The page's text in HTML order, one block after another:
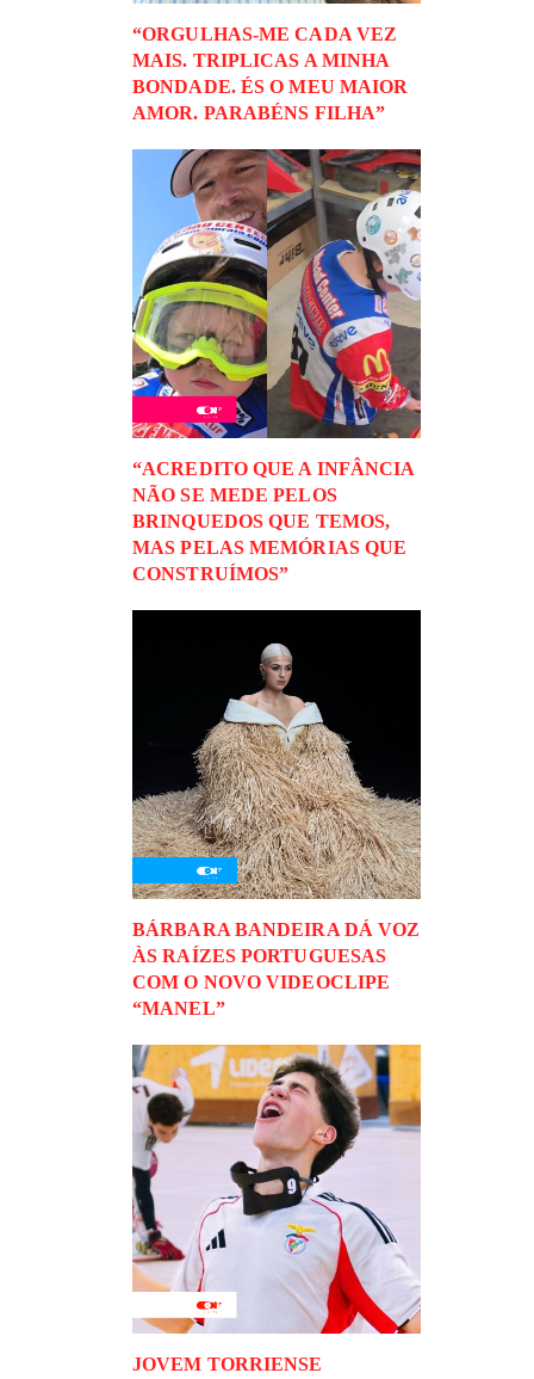
“ORGULHAS-ME CADA VEZ
MAIS. TRIPLICAS A MINHA
BONDADE. ÉS O MEU MAIOR
AMOR. PARABÉNS FILHA”
“ACREDITO QUE A INFÂNCIA
NÃO SE MEDE PELOS
BRINQUEDOS QUE TEMOS,
MAS PELAS MEMÓRIAS QUE
CONSTRUÍMOS”
BÁRBARA BANDEIRA DÁ VOZ
ÀS RAÍZES PORTUGUESAS
COM O NOVO VIDEOCLIPE
“MANEL”
JOVEM TORRIENSE